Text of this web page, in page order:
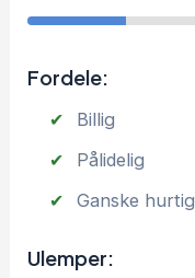
Fordele:
Billig
Pålidelig
Ganske hurtig
Ulemper: